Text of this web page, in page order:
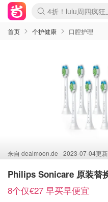
Boticinal 夏促开抢！
4折！lulu周四疯狂
还没结束！
Joybuy变相75折 随
速领！Stanley独家
疑似霸哥！
Zalando 奥莱闪促
Moncler反季囤！5
Coach Brooklyn仅
首页 个护健康 口腔护理
来自 dealmoon.de 2023-07-04更新
Philips Sonicare 原装替
8个仅€27 早买早便宜